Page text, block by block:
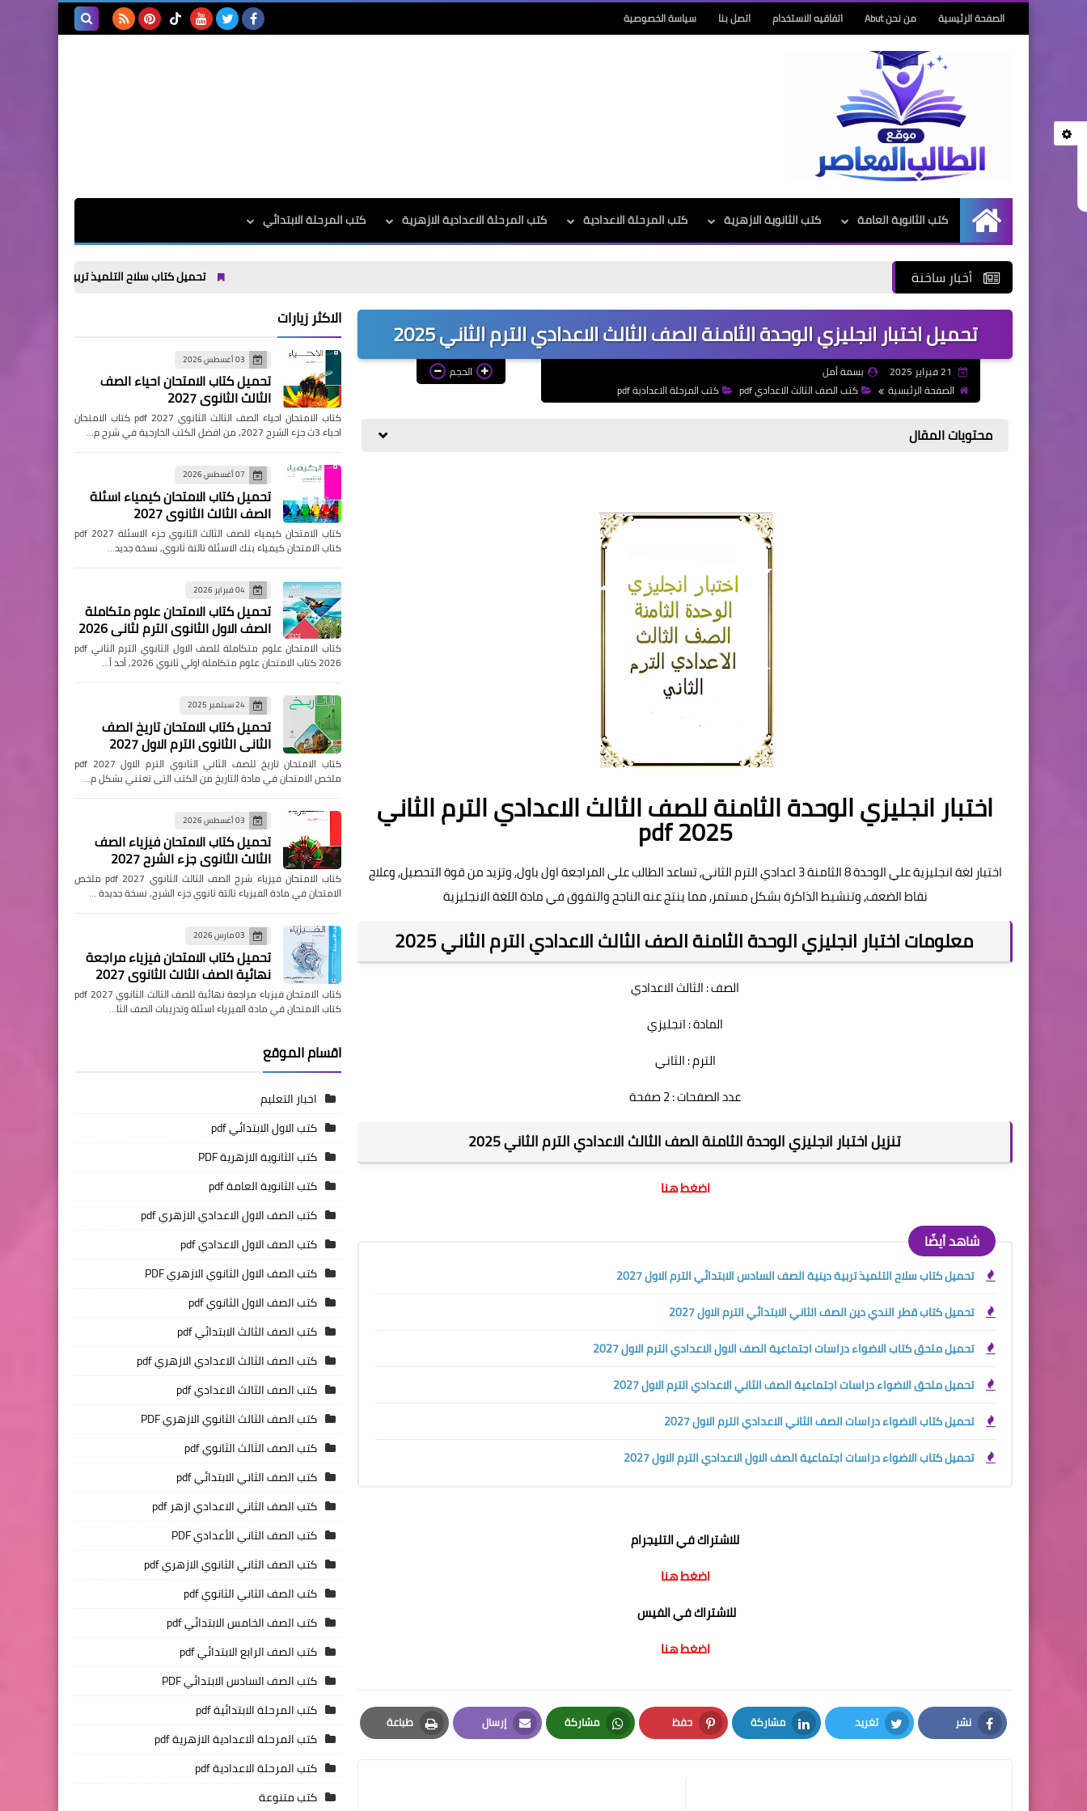
الصفحة الرئيسية من نحن Abut اتفاقيه الاستخدام اتصل بنا سياسة الخصوصية
الرئيسية
كتب الثانوية العامة كتب الثانوية الازهرية كتب المرحلة الاعدادية كتب المرحلة الاعدادية الازهرية كتب المرحلة الابتدائي
أخبار ساخنة تحميل كتاب سلاح التلميذ تربية دينية الصف السادس
تحميل اختبار انجليزي الوحدة الثامنة الصف الثالث الاعدادي الترم الثاني 2025
بسمة أمل
الصفحة الرئيسية
كتب الصف الثالث الاعدادي pdf كتب المرحلة الاعدادية pdf
الحجم
محتويات المقال
اختبار انجليزي الوحدة الثامنة للصف الثالث الاعدادي الترم الثاني
pdf 2025
اختبار لغة انجليزية علي الوحدة 8 الثامنة 3 اعدادي الترم الثاني, تساعد الطالب علي المراجعة اول باول, وتزيد من قوة التحصيل, وعلاج
نقاط الضعف, وتنشيط الذاكرة بشكل مستمر, مما ينتج عنه الناجح والتفوق في مادة اللغة الانجليزية
معلومات اختبار انجليزي الوحدة الثامنة الصف الثالث الاعدادي الترم الثاني 2025
الصف : الثالث الاعدادي
المادة : انجليزي
الترم : الثاني
عدد الصفحات : 2 صفحة
تنزيل اختبار انجليزي الوحدة الثامنة الصف الثالث الاعدادي الترم الثاني 2025
اضغط هنا
شاهد أيضًا
تحميل كتاب سلاح التلميذ تربية دينية الصف السادس الابتدائي الترم الاول 2027
تحميل كتاب قطر الندي دين الصف الثاني الابتدائي الترم الاول 2027
تحميل ملحق كتاب الاضواء دراسات اجتماعية الصف الاول الاعدادي الترم الاول 2027
تحميل ملحق الاضواء دراسات اجتماعية الصف الثاني الاعدادي الترم الاول 2027
تحميل كتاب الاضواء دراسات الصف الثاني الاعدادي الترم الاول 2027
تحميل كتاب الاضواء دراسات اجتماعية الصف الاول الاعدادي الترم الاول 2027
للاشتراك في التليجرام
اضغط هنا
للاشتراك في الفيس
اضغط هنا
نشر
Facebook
تغريد
Twitter
مشاركة
LinkedIn
حفظ
Pinterest
مشاركة
Whatsapp
إرسال
Email
طباعة
Print
الاكثر زيارات
03 أغسطس 2026
تحميل كتاب الامتحان احياء الصف
الثالث الثانوي 2027
كتاب الامتحان احياء الصف الثالث الثانوي pdf 2027 كتاب الامتحان
احياء 3ث جزء الشرح 2027, من افضل الكتب الخارجية في شرح م…
07 أغسطس 2026
تحميل كتاب الامتحان كيمياء اسئلة
الصف الثالث الثانوي 2027
كتاب الامتحان كيمياء للصف الثالث الثانوي جزء الاسئلة pdf 2027
كتاب الامتحان كيمياء بنك الاسئلة تالتة ثانوي, نسخة جديد…
04 فبراير 2026
تحميل كتاب الامتحان علوم متكاملة
الصف الاول الثانوي الترم لثاني 2026
كتاب الامتحان علوم متكاملة للصف الاول الثانوي الترم الثاني pdf
2026 كتاب الامتحان علوم متكاملة اولي ثانوي 2026, أحد أ…
24 سبتمبر 2025
تحميل كتاب الامتحان تاريخ الصف
الثاني الثانوي الترم الاول 2027
كتاب الامتحان تاريخ للصف الثاني الثانوي الترم الاول pdf 2027
ملخص الامتحان في مادة التاريخ من الكتب التى تعتني بشكل م…
03 أغسطس 2026
تحميل كتاب الامتحان فيزياء الصف
الثالث الثانوي جزء الشرح 2027
كتاب الامتحان فيزياء شرح الصف الثالث الثانوي pdf 2027 ملخص
الامتحان في مادة الفيزياء تالتة ثانوي جزء الشرح, نسخة جديدة …
03 مارس 2026
تحميل كتاب الامتحان فيزياء مراجعة
نهائية الصف الثالث الثانوي 2027
كتاب الامتحان فيزياء مراجعة نهائية للصف الثالث الثانوي pdf 2027
كتاب الامتحان في مادة الفيزياء اسئلة وتدريبات الصف الثا…
اقسام الموقع
اخبار التعليم
كتب الاول الابتدائي pdf
كتب الثانوية الازهرية PDF
كتب الثانوية العامة pdf
كتب الصف الاول الاعدادي الازهري pdf
كتب الصف الاول الاعدادي pdf
كتب الصف الاول الثانوي الازهري PDF
كتب الصف الاول الثانوي pdf
كتب الصف الثالث الابتدائي pdf
كتب الصف الثالث الاعدادي الازهري pdf
كتب الصف الثالث الاعدادي pdf
كتب الصف الثالث الثانوي الازهري PDF
كتب الصف الثالث الثانوي pdf
كتب الصف الثاني الابتدائي pdf
كتب الصف الثاني الاعدادي ازهر pdf
كتب الصف الثاني الأعدادي PDF
كتب الصف الثاني الثانوي الازهري pdf
كتب الصف الثاني الثانوي pdf
كتب الصف الخامس الابتدائي pdf
كتب الصف الرابع الابتدائي pdf
كتب الصف السادس الابتدائي PDF
كتب المرحلة الابتدائية pdf
كتب المرحلة الاعدادية الازهرية pdf
كتب المرحلة الاعدادية pdf
كتب متنوعة